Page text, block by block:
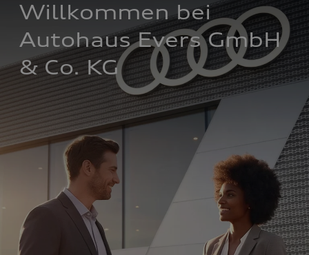
Willkommen bei
Autohaus Evers GmbH
& Co. KG